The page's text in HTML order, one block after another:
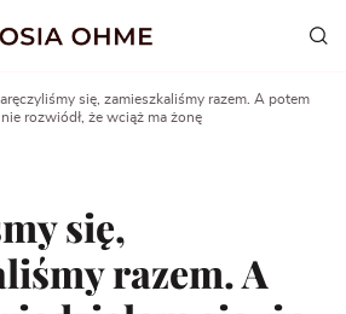
się, zamieszkaliśmy razem. A potem
rozwiódł, że wciąż ma żonę
się,
razem. A